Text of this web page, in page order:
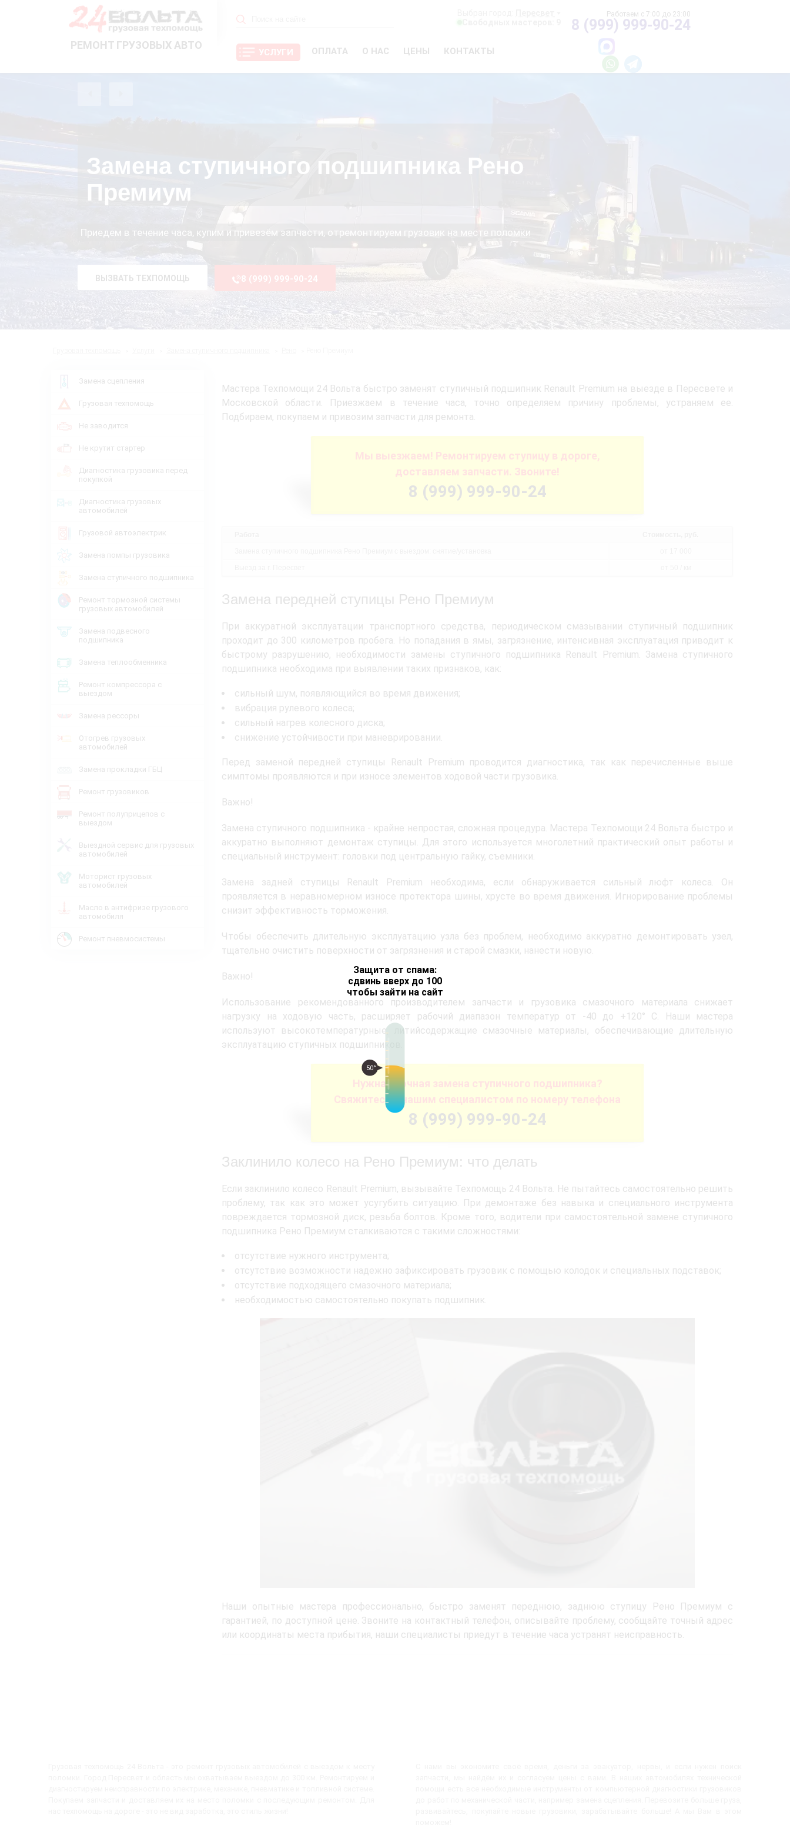
Защита от спама:
сдвинь вверх до 100
чтобы зайти на сайт
50°
РЕМОНТ ГРУЗОВЫХ АВТО
УСЛУГИ ОПЛАТА О НАС ЦЕНЫ КОНТАКТЫ
8 (999) 999-90-24
Замена ступичного подшипника Рено
Премиум
Приедем в течение часа, купим и привезём запчасти, отремонтируем грузовик на месте поломки
ВЫЗВАТЬ ТЕХПОМОЩЬ 8 (999) 999-90-24
Замена сцепления
Грузовая техпомощь
Не заводится
Не крутит стартер
Диагностика грузовика перед
покупкой
Диагностика грузовых
автомобилей
Грузовой автоэлектрик
Замена помпы грузовика
Замена ступичного подшипника
Ремонт тормозной системы
грузовых автомобилей
Замена подвесного
подшипника
Замена теплообменника
Ремонт компрессора с
выездом
Замена рессоры
Отогрев грузовых
автомобилей
Замена прокладки ГБЦ
Ремонт грузовиков
Ремонт полуприцепов с
выездом
Выездной сервис для грузовых
автомобилей
Моторист грузовых
автомобилей
Масло в антифризе грузового
автомобиля
Ремонт пневмосистемы
Мастера Техпомощи 24 Вольта быстро заменят ступичный подшипник Renault Premium на выезде в Пересвете и
Московской области. Приезжаем в течение часа, точно определяем причину проблемы, устраняем ее.
Подбираем, покупаем и привозим запчасти для ремонта.
Мы выезжаем! Ремонтируем ступицу в дороге,
доставляем запчасти. Звоните!
8 (999) 999-90-24
Замена передней ступицы Рено Премиум
При аккуратной эксплуатации транспортного средства, периодическом смазывании ступичный подшипник
проходит до 300 километров пробега. Но попадания в ямы, загрязнение, интенсивная эксплуатация приводит к
быстрому разрушению, необходимости замены ступичного подшипника Renault Premium. Замена ступичного
подшипника необходима при выявлении таких признаков, как:
сильный шум, появляющийся во время движения;
вибрация рулевого колеса;
сильный нагрев колесного диска;
снижение устойчивости при маневрировании.
Перед заменой передней ступицы Renault Premium проводится диагностика, так как перечисленные выше
симптомы проявляются и при износе элементов ходовой части грузовика.
Важно!
Замена ступичного подшипника - крайне непростая, сложная процедура. Мастера Техпомощи 24 Вольта быстро и
аккуратно выполняют демонтаж ступицы. Для этого используется многолетний практический опыт работы и
специальный инструмент: головки под центральную гайку, съемники.
Замена задней ступицы Renault Premium необходима, если обнаруживается сильный люфт колеса. Он
проявляется в неравномерном износе протектора шины, хрусте во время движения. Игнорирование проблемы
снизит эффективность торможения.
Чтобы обеспечить длительную эксплуатацию узла без проблем, необходимо аккуратно демонтировать узел,
тщательно очистить поверхности от загрязнения и старой смазки, нанести новую.
Важно!
Использование рекомендованного производителем запчасти и грузовика смазочного материала снижает
нагрузку на ходовую часть, расширяет рабочий диапазон температур от -40 до +120° C. Наши мастера
используют высокотемпературные, литийсодержащие смазочные материалы, обеспечивающие длительную
эксплуатацию ступичных подшипников.
Нужна срочная замена ступичного подшипника?
Свяжитесь с нашим специалистом по номеру телефона
8 (999) 999-90-24
Заклинило колесо на Рено Премиум: что делать
Если заклинило колесо Renault Premium, вызывайте Техпомощь 24 Вольта. Не пытайтесь самостоятельно решить
проблему, так как это может усугубить ситуацию. При демонтаже без навыка и специального инструмента
повреждается тормозной диск, резьба болтов. Кроме того, водители при самостоятельной замене ступичного
подшипника Рено Премиум сталкиваются с такими сложностями:
отсутствие нужного инструмента;
отсутствие возможности надежно зафиксировать грузовик с помощью колодок и специальных подставок;
отсутствие подходящего смазочного материала;
необходимостью самостоятельно покупать подшипник.
Наши опытные мастера профессионально, быстро заменят переднюю, заднюю ступицу Рено Премиум с
гарантией, по доступной цене. Звоните на контактный телефон, описывайте проблему, сообщайте точный адрес
или координаты места прибытия, наши специалисты приедут в течение часа устранят неисправность.